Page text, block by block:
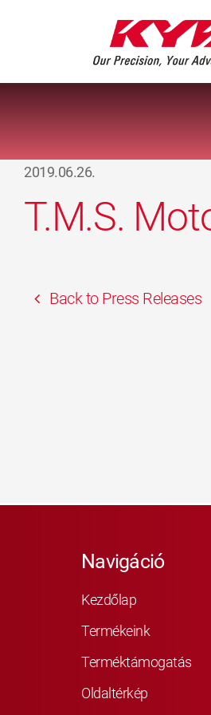
2019.06.26.
T.M.S.
Back to Press Releases
Navigáció
Kezdőlap
Termékeink
Terméktámogatás
Oldaltérkép